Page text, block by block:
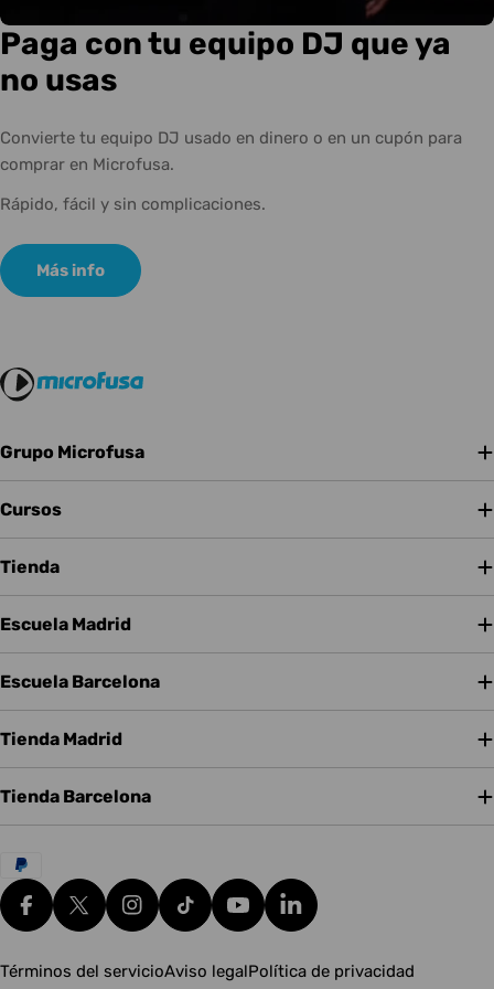
Paga con tu equipo DJ que ya
no usas
Convierte tu equipo DJ usado en dinero o en un cupón para
comprar en Microfusa.
Rápido, fácil y sin complicaciones.
Más info
Grupo Microfusa
Cursos
Tienda
Escuela Madrid
Escuela Barcelona
Tienda Madrid
Tienda Barcelona
Métodos
de
pagoFacebookX (Twitter)Instagram
tiktok YouTubeTranslation missing:
Términos del servicioAviso legalPolítica de privacidad